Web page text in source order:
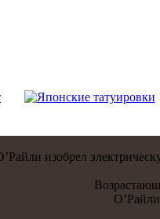
изобрел